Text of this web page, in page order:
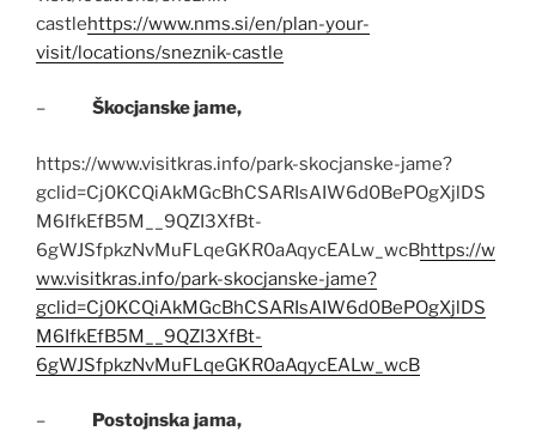
castlehttps://www.nms.si/en/plan-your-
visit/locations/sneznik-castle
– Škocjanske jame,
https://www.visitkras.info/park-skocjanske-jame?
gclid=Cj0KCQiAkMGcBhCSARIsAIW6d0BePOgXjlDS
M6IfkEfB5M__9QZI3XfBt-
6gWJSfpkzNvMuFLqeGKR0aAqycEALw_wcBhttps://w
ww.visitkras.info/park-skocjanske-jame?
gclid=Cj0KCQiAkMGcBhCSARIsAIW6d0BePOgXjlDS
M6IfkEfB5M__9QZI3XfBt-
6gWJSfpkzNvMuFLqeGKR0aAqycEALw_wcB
– Postojnska jama,